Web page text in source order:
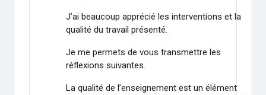
J’ai beaucoup apprécié les interventions et la
qualité du travail présenté.
Je me permets de vous transmettre les
réflexions suivantes.
La qualité de l’enseignement est un élément